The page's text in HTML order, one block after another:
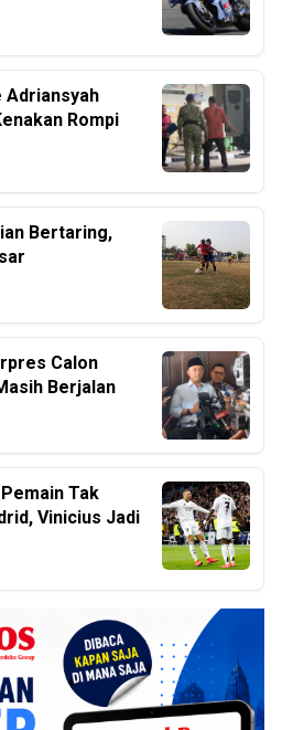
Adriansyah
Rompi
Bertaring,
Calon
Berjalan
Tak
Vinicius Jadi